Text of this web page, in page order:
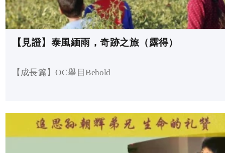
【見證】泰風緬雨，奇跡之旅（露得）
【成長篇】OC舉目Behold